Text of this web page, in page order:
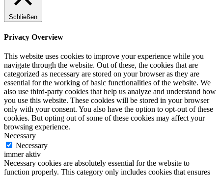
Schließen
Privacy Overview
This website uses cookies to improve your experience while you
navigate through the website. Out of these, the cookies that are
categorized as necessary are stored on your browser as they are
essential for the working of basic functionalities of the website. We
also use third-party cookies that help us analyze and understand how
you use this website. These cookies will be stored in your browser
only with your consent. You also have the option to opt-out of these
cookies. But opting out of some of these cookies may affect your
browsing experience.
Necessary
Necessary
immer aktiv
Necessary cookies are absolutely essential for the website to
function properly. This category only includes cookies that ensures